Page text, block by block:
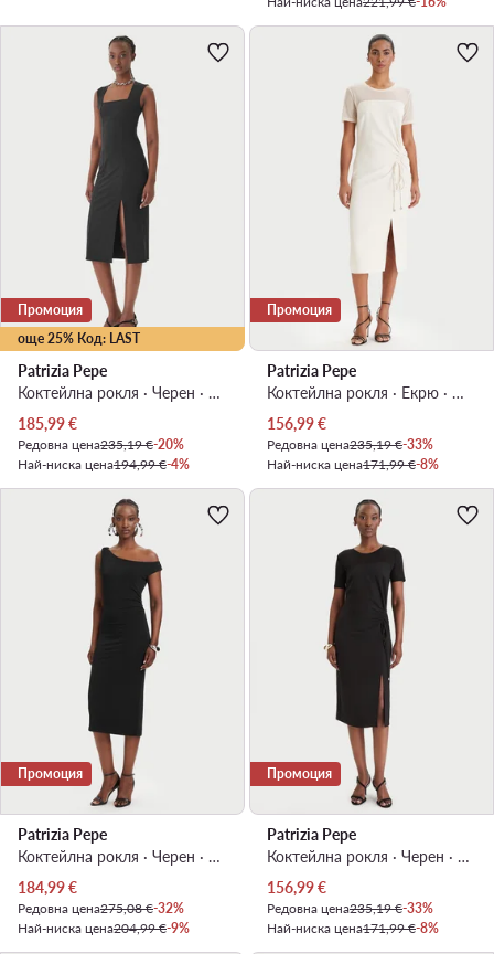
още 25% Код: LAST
Промоция
Patrizia Pepe
Коктейлна рокля · Черен · Миди
Актуална цена
185,99€
Редовна цена235,19 €-20%
Най-ниска цена194,99 €-4%
Промоция
Patrizia Pepe
Коктейлна рокля · Екрю · Миди
Актуална цена
156,99€
Редовна цена235,19 €-33%
Най-ниска цена171,99 €-8%
Промоция
Patrizia Pepe
Коктейлна рокля · Черен · Миди
Актуална цена
184,99€
Редовна цена275,08 €-32%
Най-ниска цена204,99 €-9%
Промоция
Patrizia Pepe
Коктейлна рокля · Черен · Миди
Актуална цена
156,99€
Редовна цена235,19 €-33%
Най-ниска цена171,99 €-8%